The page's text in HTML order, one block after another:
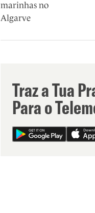
marinhas no
Algarve
Traz a Tua
Para o